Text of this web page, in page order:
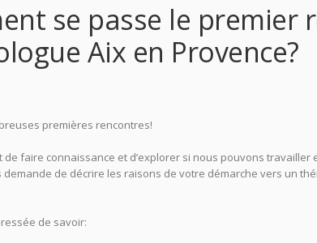
se passe le premier
Aix en Provence?
premières rencontres!
de faire connaissance et d’explorer si nous pouvons
demande de décrire les raisons de votre démarche vers un
de savoir: